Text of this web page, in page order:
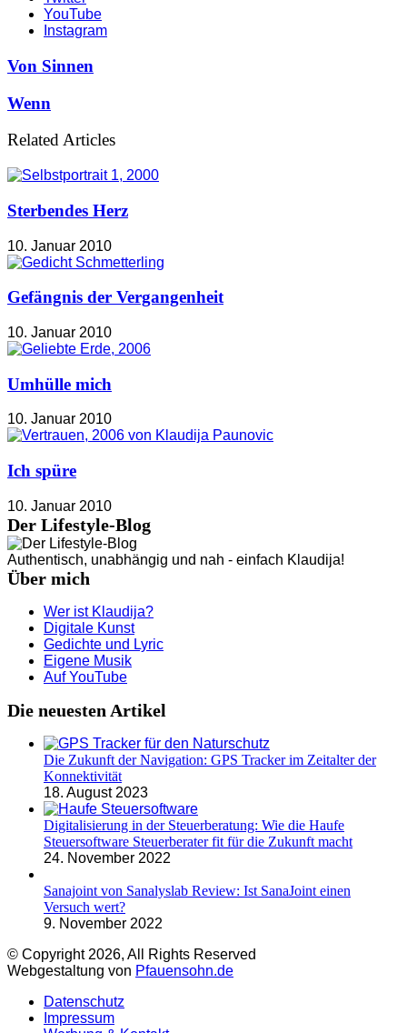
YouTube
Instagram
Von Sinnen
Wenn
Related Articles
Sterbendes Herz
10. Januar 2010
Gefängnis der Vergangenheit
10. Januar 2010
Umhülle mich
10. Januar 2010
Ich spüre
10. Januar 2010
Der Lifestyle-Blog
Authentisch, unabhängig und nah - einfach Klaudija!
Über mich
Wer ist Klaudija?
Digitale Kunst
Gedichte und Lyric
Eigene Musik
Auf YouTube
Die neuesten Artikel
Die Zukunft der Navigation: GPS Tracker im Zeitalter der
Konnektivität
18. August 2023
Digitalisierung in der Steuerberatung: Wie die Haufe
Steuersoftware Steuerberater fit für die Zukunft macht
24. November 2022
Sanajoint von Sanalyslab Review: Ist SanaJoint einen
Versuch wert?
9. November 2022
© Copyright 2026, All Rights Reserved
Webgestaltung von Pfauensohn.de
Datenschutz
Impressum